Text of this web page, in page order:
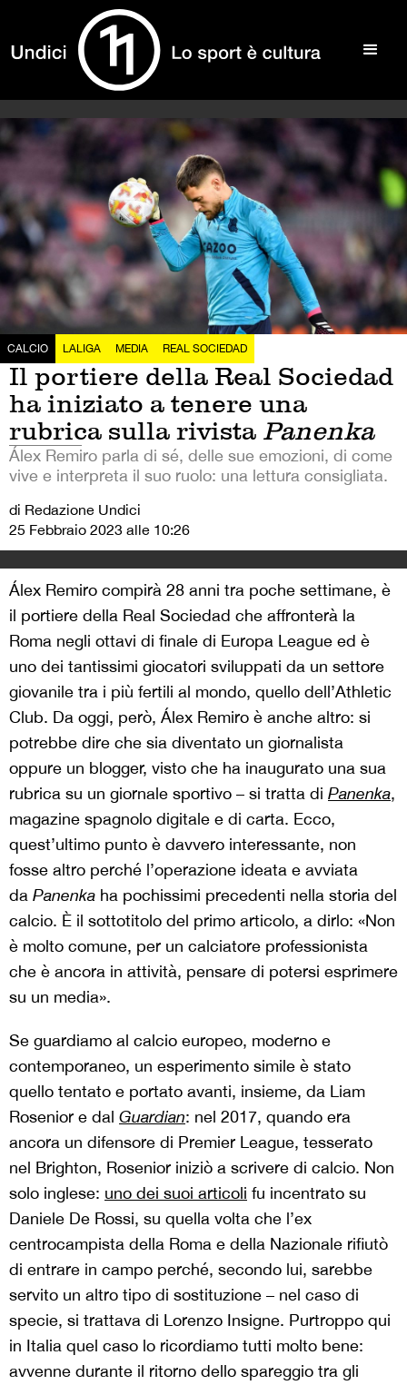
CALCIO LALIGA MEDIA REAL SOCIEDAD
Il portiere della Real Sociedad
ha iniziato a tenere una
rubrica sulla rivista Panenka
Álex Remiro parla di sé, delle sue emozioni, di come
vive e interpreta il suo ruolo: una lettura consigliata.
di Redazione Undici
25 Febbraio 2023 alle 10:26
Álex Remiro compirà 28 anni tra poche settimane, è
il portiere della Real Sociedad che affronterà la
Roma negli ottavi di finale di Europa League ed è
uno dei tantissimi giocatori sviluppati da un settore
giovanile tra i più fertili al mondo, quello dell’Athletic
Club. Da oggi, però, Álex Remiro è anche altro: si
potrebbe dire che sia diventato un giornalista
oppure un blogger, visto che ha inaugurato una sua
rubrica su un giornale sportivo – si tratta di Panenka,
magazine spagnolo digitale e di carta. Ecco,
quest’ultimo punto è davvero interessante, non
fosse altro perché l’operazione ideata e avviata
da Panenka ha pochissimi precedenti nella storia del
calcio. È il sottotitolo del primo articolo, a dirlo: «Non
è molto comune, per un calciatore professionista
che è ancora in attività, pensare di potersi esprimere
su un media».
Se guardiamo al calcio europeo, moderno e
contemporaneo, un esperimento simile è stato
quello tentato e portato avanti, insieme, da Liam
Rosenior e dal Guardian: nel 2017, quando era
ancora un difensore di Premier League, tesserato
nel Brighton, Rosenior iniziò a scrivere di calcio. Non
solo inglese: uno dei suoi articoli fu incentrato su
Daniele De Rossi, su quella volta che l’ex
centrocampista della Roma e della Nazionale rifiutò
di entrare in campo perché, secondo lui, sarebbe
servito un altro tipo di sostituzione – nel caso di
specie, si trattava di Lorenzo Insigne. Purtroppo qui
in Italia quel caso lo ricordiamo tutti molto bene:
avvenne durante il ritorno dello spareggio tra gli